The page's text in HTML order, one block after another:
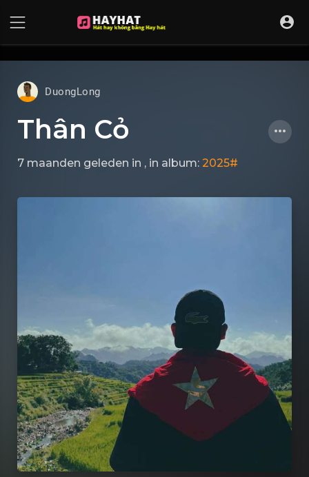
DuongLong
Thân Cỏ
7 maanden geleden in , in album: 2025#